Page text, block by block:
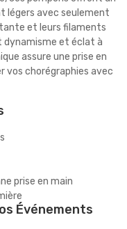
légers avec seulement
et leurs filaments
et éclat à
assure une prise en
vos chorégraphies avec
prise en main
Événements